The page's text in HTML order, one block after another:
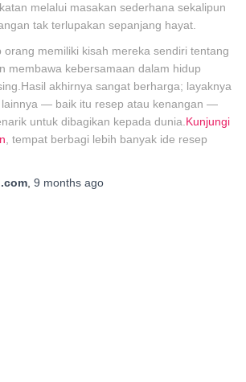
melalui masakan sederhana sekalipun
tak terlupakan sepanjang hayat.
orang memiliki kisah mereka sendiri tentang
membawa kebersamaan dalam hidup
akhirnya sangat berharga; layaknya
lainnya — baik itu resep atau kenangan —
untuk dibagikan kepada dunia. Kunjungi
, tempat berbagi lebih banyak ide resep
9 months ago